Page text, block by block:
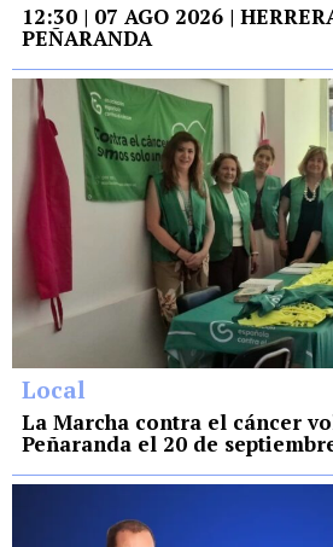
12:30 | 07 AGO 2026 |
PEÑARANDA
Local
La Marcha contra el cáncer
Peñaranda el 20 de